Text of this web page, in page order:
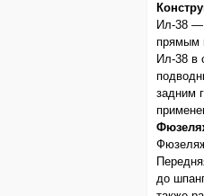
Ил-38 —
прямым
Ил-38 в
задним
до